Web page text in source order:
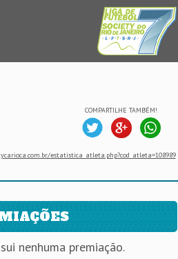
COMPARTILHE TAMBÉM!
estatistica_atleta.php?cod_atleta=108989
nenhuma premiação.